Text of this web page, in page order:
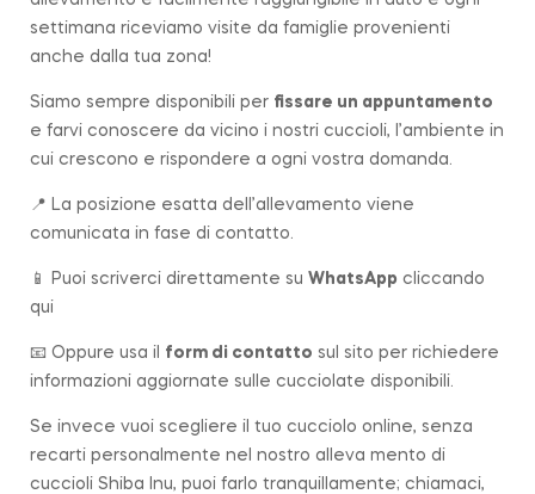
settimana riceviamo visite da famiglie provenienti
anche dalla tua zona!
Siamo sempre disponibili per fissare un appuntamento
e farvi conoscere da vicino i nostri cuccioli, l’ambiente in
cui crescono e rispondere a ogni vostra domanda.
📍 La posizione esatta dell’allevamento viene
comunicata in fase di contatto.
📱 Puoi scriverci direttamente su WhatsApp cliccando
qui
📧 Oppure usa il form di contatto sul sito per richiedere
informazioni aggiornate sulle cucciolate disponibili.
Se invece vuoi scegliere il tuo cucciolo online, senza
recarti personalmente nel nostro alleva mento di
cuccioli Shiba Inu, puoi farlo tranquillamente; chiamaci,